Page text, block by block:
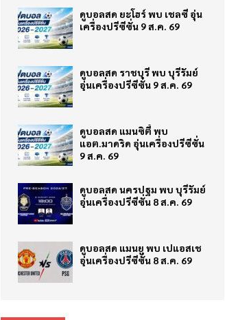
ดูบอลสด ยะโฮร์ พบ เชลซี อุ่น
เครื่องปรีซีซั่น 9 ส.ค. 69
ดูบอลสด ราชบุรี พบ บุรีรัมย์
อุ่นเครื่องปรีซีซั่น 9 ส.ค. 69
ดูบอลสด แมนซิตี้ พบ
แอต.มาดริด อุ่นเครื่องปรีซีซั่น
9 ส.ค. 69
ดูบอลสด นครปฐม พบ บุรีรัมย์
อุ่นเครื่องปรีซีซั่น 8 ส.ค. 69
ดูบอลสด แมนยู พบ เปแอสเช
อุ่นเครื่องปรีซีซั่น 8 ส.ค. 69